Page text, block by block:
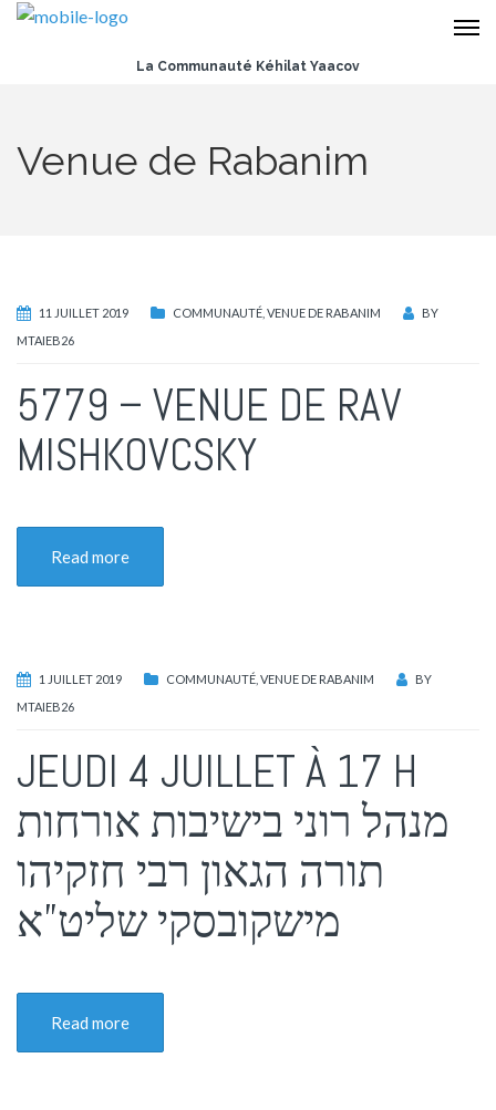
La Communauté Kéhilat Yaacov
Venue de Rabanim
11 JUILLET 2019 COMMUNAUTÉ VENUE DE RABANIM
BY
MTAIEB26
5779 – VENUE DE RAV
MISHKOVCSKY
Read more
1 JUILLET 2019 COMMUNAUTÉ VENUE DE RABANIM
BY
MTAIEB26
JEUDI 4 JUILLET À 17 H
מנהל רוני בישיבות אורחות
תורה הגאון רבי חזקיהו
מישקובסקי שליט”א
Read more